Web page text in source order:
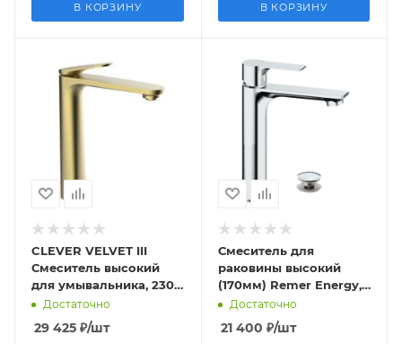
В КОРЗИНУ В КОРЗИНУ
CLEVER VELVET III
Смеситель высокий
для умывальника, 230
мм, брашированное
Достаточно
29 425 ₽/шт
Смеситель для
раковины высокий
(170мм) Remer Energy,
хром
Достаточно
21 400 ₽/шт